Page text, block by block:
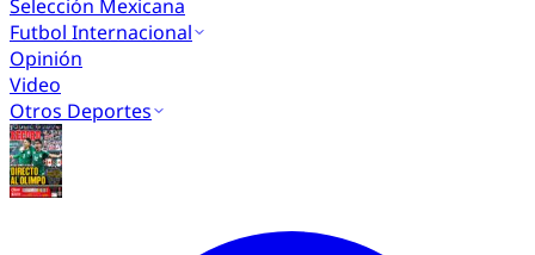
Selección Mexicana
Futbol Internacional
Opinión
Video
Otros Deportes